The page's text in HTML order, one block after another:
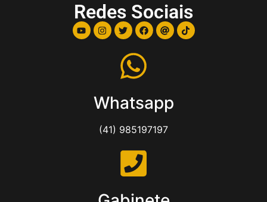
Redes Sociais
Whatsapp
(41) 985197197